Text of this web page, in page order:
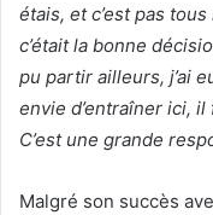
étais, et c’est pas
c’était la bonne
pu partir ailleurs, j’ai
envie d’entraîner ici,
C’est une grande
Malgré son succès